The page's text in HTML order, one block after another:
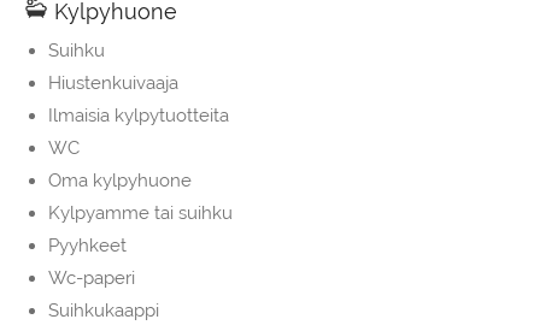
Kylpyhuone
Suihku
Hiustenkuivaaja
Ilmaisia kylpytuotteita
WC
Oma kylpyhuone
Kylpyamme tai suihku
Pyyhkeet
Wc-paperi
Suihkukaappi